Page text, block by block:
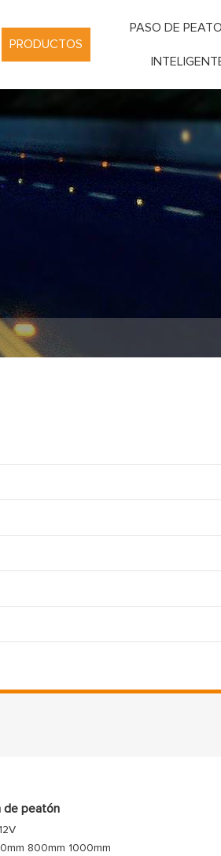
PRODUCTOS
PASO DE
de peatón
800mm 1000mm